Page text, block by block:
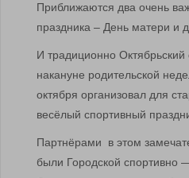
Приближаются два очень
праздника – День матери и
И традиционно Октябрьский
накануне родительской
октября организовал для
весёлый спортивный
Партнёрами в этом
были Городской спортивно